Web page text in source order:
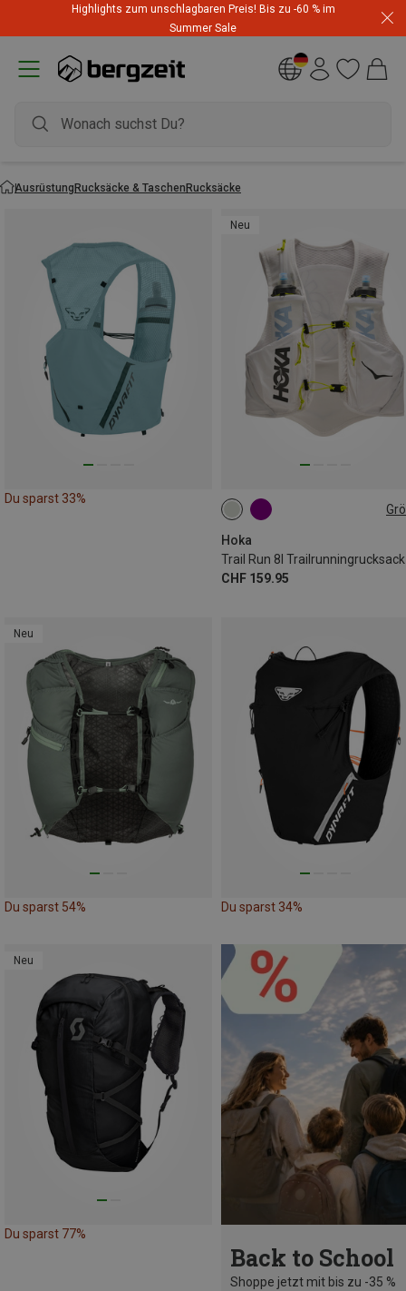
Highlights zum unschlagbaren Preis! Bis zu -60 % im
Summer Sale
AusrüstungRucksäcke & TaschenRucksäcke
Du sparst 33%
Neu
Hoka
Trail Run 8l Trailrunningrucksack
CHF 159.95
S M
Neu
Du sparst 54% Du sparst 34%
Neu
Du sparst 77%
Back to School
Shoppe jetzt mit bis zu -35 %